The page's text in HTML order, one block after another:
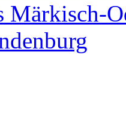
Märkisch-